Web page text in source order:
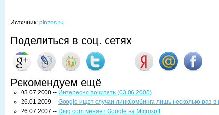
Источник: pinzes.ru
Поделиться в соц. сетях
Рекомендуем ещё
03.07.2008 -- Интересно почитать (03.06.2008)
26.01.2009 -- Google ищет случаи линкбомбинга лишь несколько раз в
26.07.2007 -- Digg.com меняет Google на Microsoft